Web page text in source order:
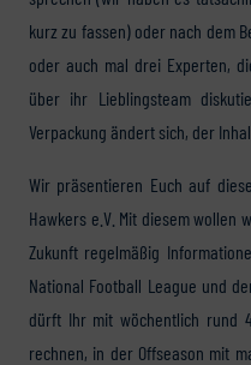
kurz zu fassen) oder nach dem
oder auch mal drei Experten,
über ihr Lieblingsteam
Verpackung ändert sich, der
Wir präsentieren Euch auf
Hawkers e.V. Mit diesem wollen
Zukunft regelmäßig
National Football League und
dürft Ihr mit wöchentlich rund
rechnen, in der Offseason mit